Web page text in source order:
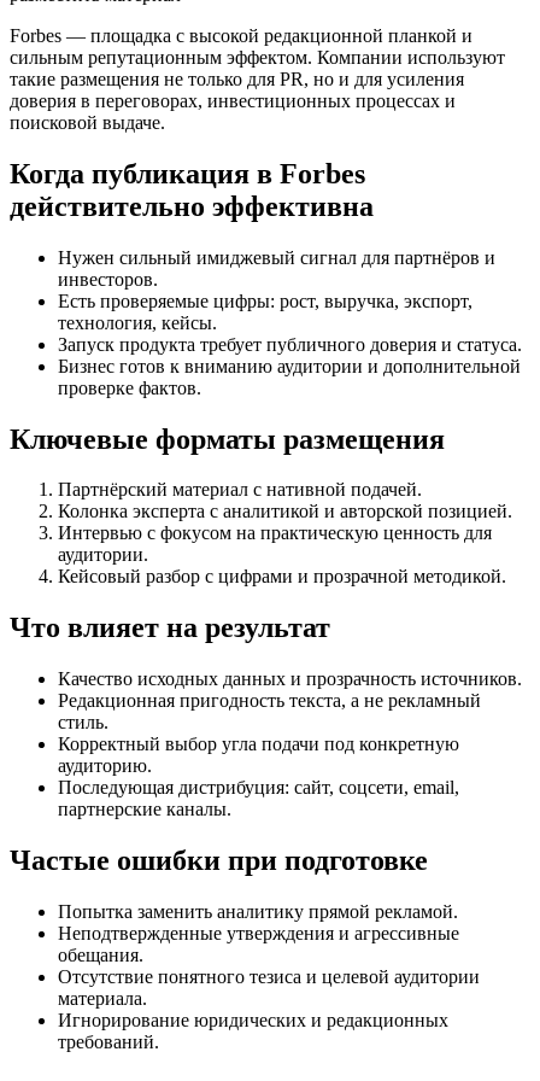
Forbes — площадка с высокой редакционной планкой и
сильным репутационным эффектом. Компании используют
такие размещения не только для PR, но и для усиления
доверия в переговорах, инвестиционных процессах и
поисковой выдаче.
Когда публикация в Forbes
действительно эффективна
Нужен сильный имиджевый сигнал для партнёров и
инвесторов.
Есть проверяемые цифры: рост, выручка, экспорт,
технология, кейсы.
Запуск продукта требует публичного доверия и статуса.
Бизнес готов к вниманию аудитории и дополнительной
проверке фактов.
Ключевые форматы размещения
Партнёрский материал с нативной подачей.
Колонка эксперта с аналитикой и авторской позицией.
Интервью с фокусом на практическую ценность для
аудитории.
Кейсовый разбор с цифрами и прозрачной методикой.
Что влияет на результат
Качество исходных данных и прозрачность источников.
Редакционная пригодность текста, а не рекламный
стиль.
Корректный выбор угла подачи под конкретную
аудиторию.
Последующая дистрибуция: сайт, соцсети, email,
партнерские каналы.
Частые ошибки при подготовке
Попытка заменить аналитику прямой рекламой.
Неподтвержденные утверждения и агрессивные
обещания.
Отсутствие понятного тезиса и целевой аудитории
материала.
Игнорирование юридических и редакционных
требований.